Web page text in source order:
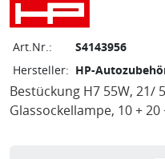
Art.Nr.:
S4143956
Hersteller: HP-
Bestückung H7 55W, 21/
Glassockellampe, 10 +